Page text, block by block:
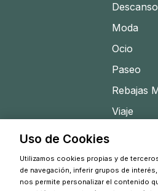
Moda
Ocio
Paseo
Rebajas
Viaje
Uso de Cookies
Utilizamos cookies propias y de
de navegación, inferir grupos de
nos permite personalizar el contenido